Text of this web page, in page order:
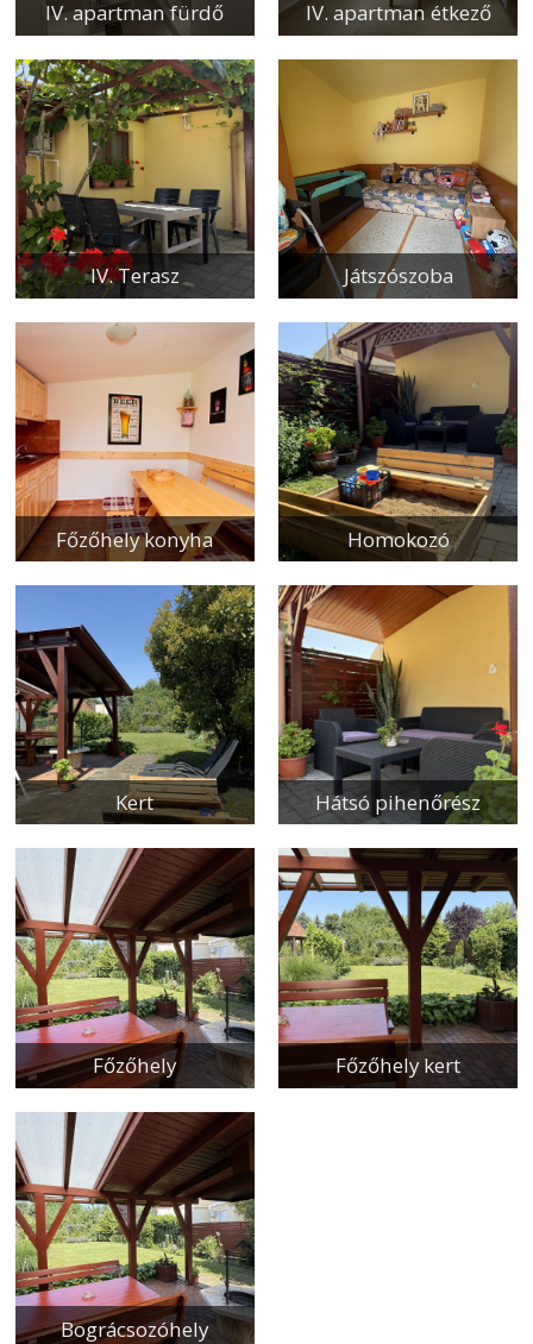
IV. apartman fürdő IV. apartman étkező
IV. Terasz Játszószoba
Főzőhely konyha Homokozó
Kert Hátsó pihenőrész
Főzőhely Főzőhely kert
Bográcsozóhely